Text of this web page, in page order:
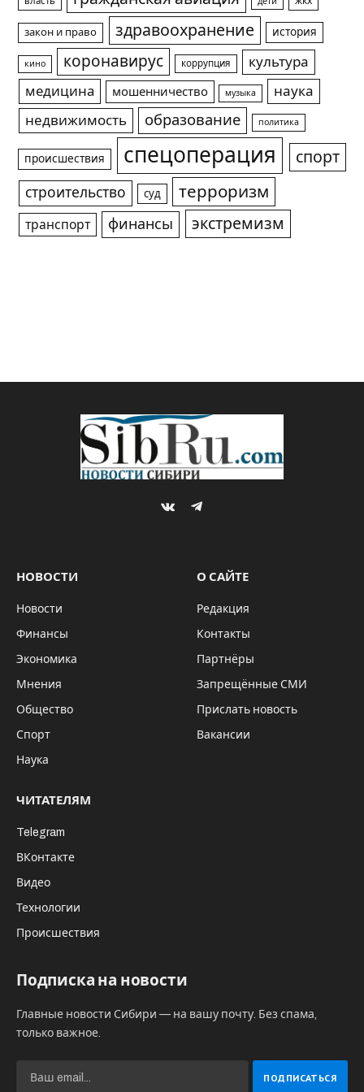
закон и право здравоохранение история
кино коронавирус коррупция
культура
медицина
мошенничество музыка
наука
недвижимость
образование политика
происшествия спецоперация спорт
строительство суд терроризм
транспорт финансы экстремизм
VKontakteTelegram
НОВОСТИ
Новости
Финансы
Экономика
Мнения
Общество
Спорт
Наука
О САЙТЕ
Редакция
Контакты
Партнёры
Запрещённые СМИ
Прислать новость
Вакансии
ЧИТАТЕЛЯМ
Telegram
ВКонтакте
Видео
Технологии
Происшествия
Подписка на новости
Главные новости Сибири — на вашу почту. Без спама,
только важное.